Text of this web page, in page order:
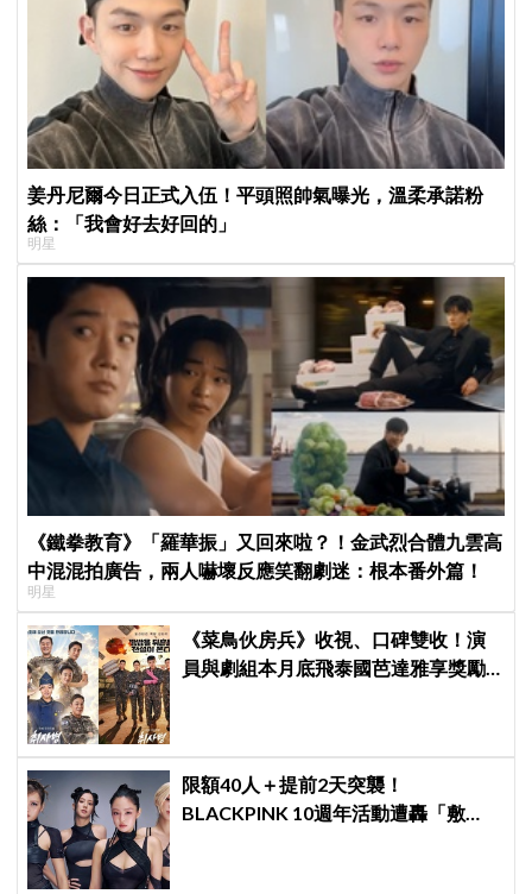
姜丹尼爾今日正式入伍！平頭照帥氣曝光，溫柔承諾粉
絲：「我會好去好回的」
明星
《鐵拳教育》「羅華振」又回來啦？！金武烈合體九雲高
中混混拍廣告，兩人嚇壞反應笑翻劇迷：根本番外篇！
明星
《菜鳥伙房兵》收視、口碑雙收！演
員與劇組本月底飛泰國芭達雅享獎勵
限額40人＋提前2天突襲！
BLACKPINK 10週年活動遭轟「敷